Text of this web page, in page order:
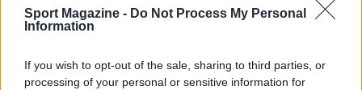
Sport Magazine - Do Not Process My Personal
Information
If you wish to opt-out of the sale, sharing to third parties, or
processing of your personal or sensitive information for